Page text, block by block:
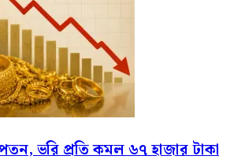
ভরি প্রতি কমল ৬৭ হাজার টাকা